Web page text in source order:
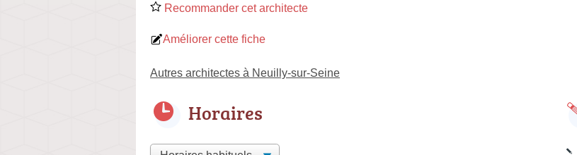
Recommander cet architecte
Améliorer cette fiche
Autres architectes à Neuilly-sur-Seine
Horaires